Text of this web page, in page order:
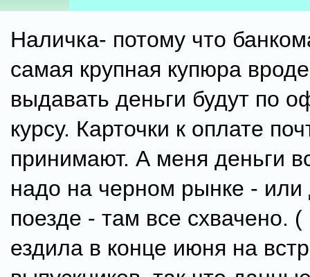
Наличка- потому что
самая крупная купюра
выдавать деньги будут по
курсу. Карточки к оплате
принимают. А меня деньги
надо на черном рынке - или
поезде - там все схвачено.
ездила в конце июня на